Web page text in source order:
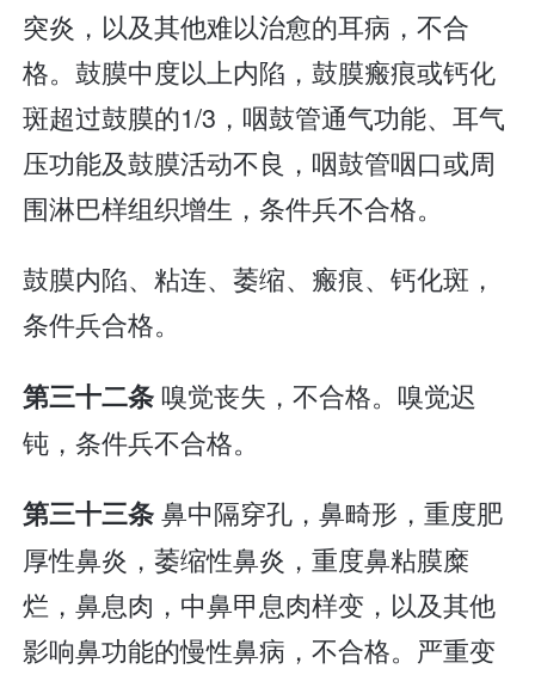
突炎，以及其他难以治愈的耳病，不合
格。鼓膜中度以上内陷，鼓膜瘢痕或钙化
斑超过鼓膜的1/3，咽鼓管通气功能、耳气
压功能及鼓膜活动不良，咽鼓管咽口或周
围淋巴样组织增生，条件兵不合格。
鼓膜内陷、粘连、萎缩、瘢痕、钙化斑，
条件兵合格。
第三十二条 嗅觉丧失，不合格。嗅觉迟
钝，条件兵不合格。
第三十三条鼻中隔穿孔，鼻畸形，重度肥
厚性鼻炎，萎缩性鼻炎，重度鼻粘膜糜
烂，鼻息肉，中鼻甲息肉样变，以及其他
影响鼻功能的慢性鼻病，不合格。严重变